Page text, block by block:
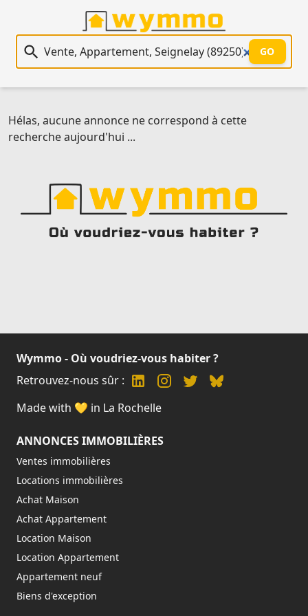
Recherche immobilière
GO
Hélas, aucune annonce ne correspond à cette
recherche aujourd'hui ...
Wymmo - Où voudriez-vous habiter ?
Retrouvez-nous sûr :
Made with 💛 in La Rochelle
ANNONCES IMMOBILIÈRES
Ventes immobilières
Locations immobilières
Achat Maison
Achat Appartement
Location Maison
Location Appartement
Appartement neuf
Biens d'exception